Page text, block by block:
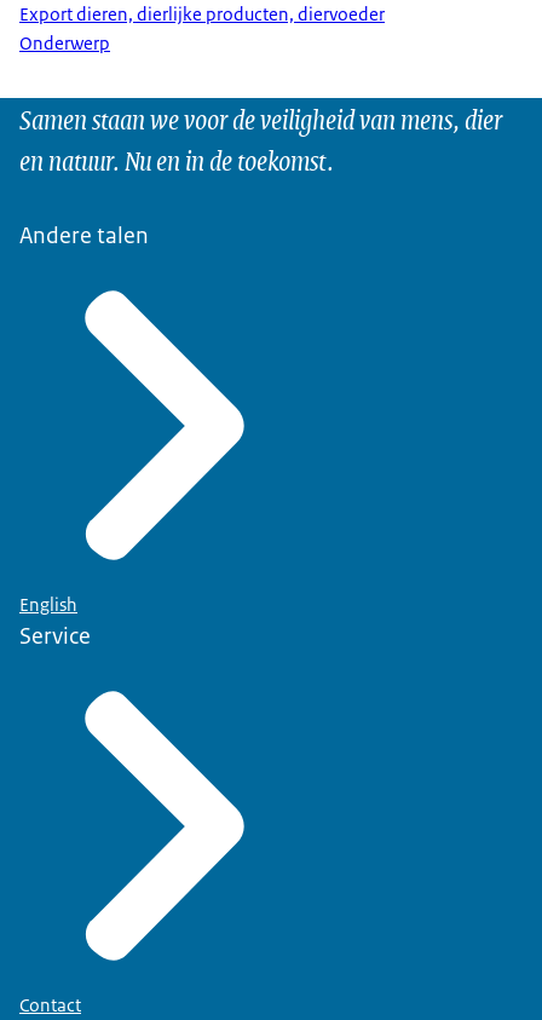
Export dieren, dierlijke producten, diervoeder
Onderwerp
Samen staan we voor de veiligheid van mens, dier
en natuur. Nu en in de toekomst.
Andere talen
English
Service
Contact